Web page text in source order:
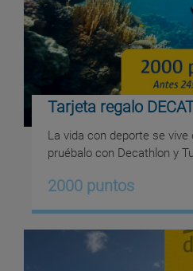
Tarjeta regalo
La vida con deporte se vive
pruébalo con Decathlon y
2000 puntos